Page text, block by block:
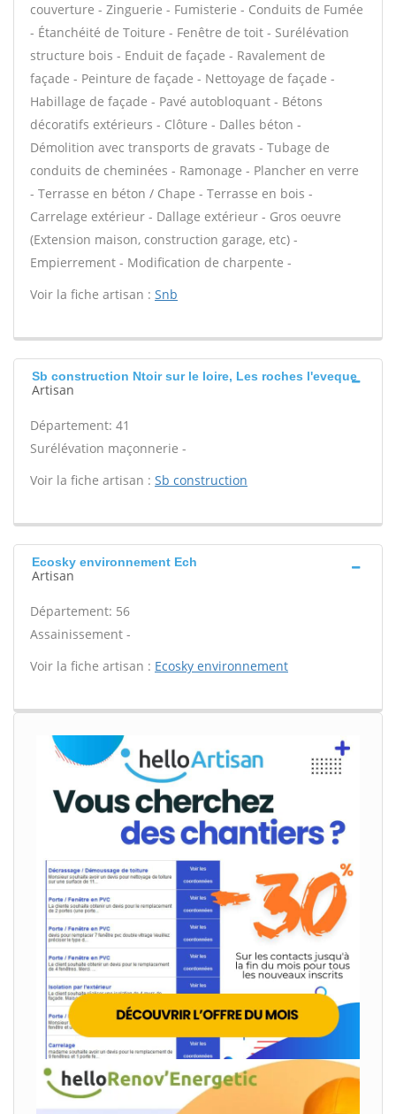
couverture - Zinguerie - Fumisterie - Conduits de Fumée
- Étanchéité de Toiture - Fenêtre de toit - Surélévation
structure bois - Enduit de façade - Ravalement de
façade - Peinture de façade - Nettoyage de façade -
Habillage de façade - Pavé autobloquant - Bétons
décoratifs extérieurs - Clôture - Dalles béton -
Démolition avec transports de gravats - Tubage de
conduits de cheminées - Ramonage - Plancher en verre
- Terrasse en béton / Chape - Terrasse en bois -
Carrelage extérieur - Dallage extérieur - Gros oeuvre
(Extension maison, construction garage, etc) -
Empierrement - Modification de charpente -
Voir la fiche artisan : Snb
Sb construction Ntoir sur le loire, Les roches l'eveque
Artisan
Département: 41
Surélévation maçonnerie -
Voir la fiche artisan : Sb construction
Ecosky environnement Ech
Artisan
Département: 56
Assainissement -
Voir la fiche artisan : Ecosky environnement